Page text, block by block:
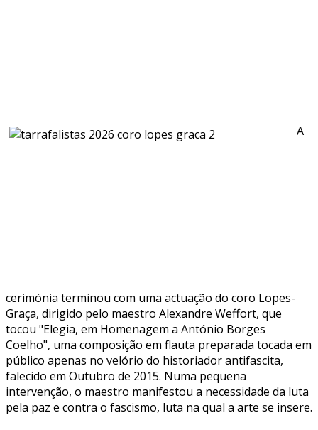
A
cerimónia terminou com uma actuação do coro Lopes-
Graça, dirigido pelo maestro Alexandre Weffort, que
tocou "Elegia, em Homenagem a António Borges
Coelho", uma composição em flauta preparada tocada em
público apenas no velório do historiador antifascita,
falecido em Outubro de 2015. Numa pequena
intervenção, o maestro manifestou a necessidade da luta
pela paz e contra o fascismo, luta na qual a arte se insere.